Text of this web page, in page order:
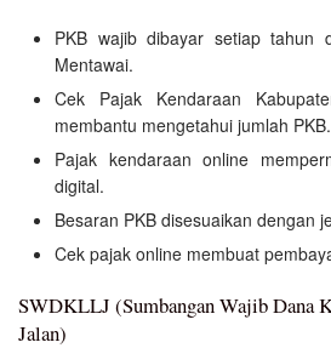
PKB wajib dibayar setiap tahun
Mentawai.
Cek Pajak Kendaraan
membantu mengetahui jumlah PKB.
Pajak kendaraan online
digital.
Besaran PKB disesuaikan dengan
Cek pajak online membuat
SWDKLLJ (Sumbangan Wajib Dana
Jalan)